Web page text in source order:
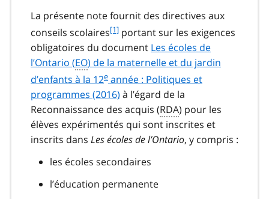
La présente note fournit des directives aux
conseils scolairesf
o
t
n
o
t
1
[1] portant sur les exigences
obligatoires du document Les écoles de
l’Ontario (EO) de la maternelle et du jardin
d’enfants à la 12e année : Politiques et
programmes (2016) à l’égard de la
Reconnaissance des acquis (RDA) pour les
élèves expérimentés qui sont inscrites et
inscrits dans Les écoles de l’Ontario, y compris :
les écoles secondaires
l’éducation permanente